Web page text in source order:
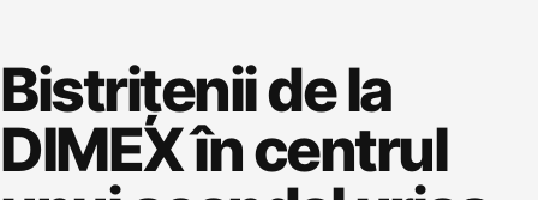
Bistrițenii de la
DIMEX în centrul